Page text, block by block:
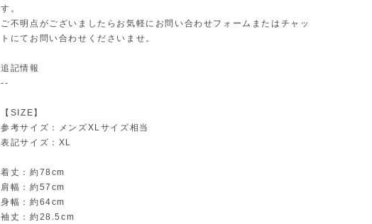
す。
ご不明点がございましたらお気軽にお問い合わせフォームまたはチャッ
トにてお問い合わせくださいませ。
追記情報
--
【SIZE】
参考サイズ：メンズXLサイズ相当
表記サイズ：XL
着丈：約78cm
肩幅：約57cm
身幅：約64cm
袖丈：約28.5cm